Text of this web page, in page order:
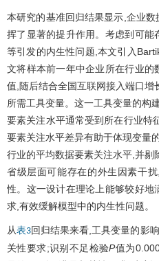
本研究的基准回归结果显示,企业
挥了显著的提升作用。考虑到可
等引发的内生性问题,本文引入
文将样本前一年中企业所在行业
值,随后结合全国互联网接入端口
所需工具变量。这一工具变量的构
要素关注水平通常受到所在行业特
要素关注水平差异有助于体现变量
行业的平均数据要素关注水平,并剔
省级层面可能存在的外生因素干
性。这一设计在理论上能够较好
求,有效缓解模型中的内生性问题。
从表3回归结果来看,工具变量的影
关性要求;识别不足检验P值为